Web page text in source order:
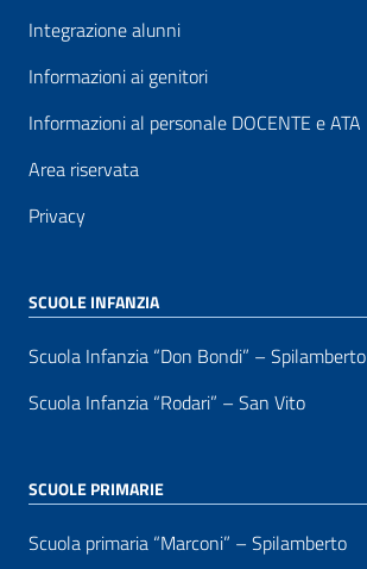
Integrazione alunni
Informazioni ai genitori
Informazioni al personale DOCENTE e ATA
Area riservata
Privacy
SCUOLE INFANZIA
Scuola Infanzia “Don Bondi” – Spilamberto
Scuola Infanzia “Rodari” – San Vito
SCUOLE PRIMARIE
Scuola primaria “Marconi” – Spilamberto